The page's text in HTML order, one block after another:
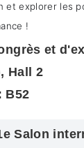
et explorer les
!
et
Hall 2
B52
Salon